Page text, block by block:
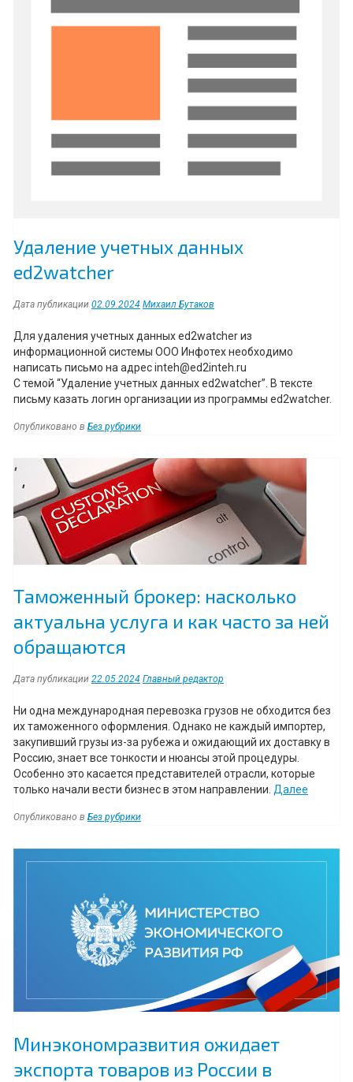
Удаление учетных данных
ed2watcher
Дата публикации 02.09.2024 Михаил Бутаков
Для удаления учетных данных ed2watcher из
информационной системы ООО Инфотех необходимо
написать письмо на адрес inteh@ed2inteh.ru
С темой “Удаление учетных данных ed2watcher”. В тексте
письму казать логин организации из программы ed2watcher.
Опубликовано в Без рубрики
Навигация
Таможенный брокер: насколько
актуальна услуга и как часто за ней
обращаются
Дата публикации 22.05.2024 Главный редактор
Ни одна международная перевозка грузов не обходится без
их таможенного оформления. Однако не каждый импортер,
закупивший грузы из-за рубежа и ожидающий их доставку в
Россию, знает все тонкости и нюансы этой процедуры.
Особенно это касается представителей отрасли, которые
только начали вести бизнес в этом направлении. Далее
услуга
Опубликовано в Без рубрики
Навигация
Минэкономразвития ожидает
экспорта товаров из России в